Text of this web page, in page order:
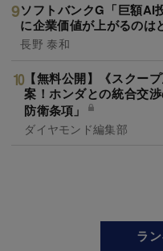
ソフトバンクG「巨額AI
に企業価値が上がるのは
長野 泰和
【無料公開】《スクー
案！ホンダとの統合交
防衛条項」
ダイヤモンド編集部
ラ